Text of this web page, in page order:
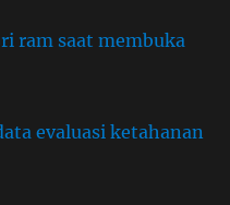
ram saat membuka
evaluasi ketahanan